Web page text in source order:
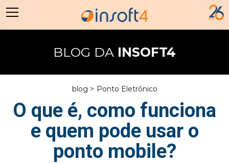
BLOG DAINSOFT4
blog > Ponto Eletrônico
O que é, como funciona
e quem pode usar o
ponto mobile?